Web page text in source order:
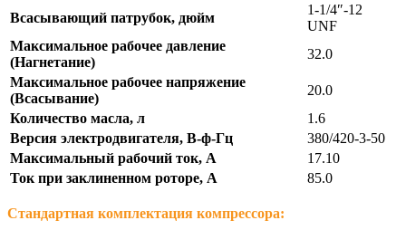
Всасывающий патрубок, дюйм
1-1/4″-12
UNF
Максимальное рабочее давление
(Нагнетание)
32.0
Максимальное рабочее напряжение
(Всасывание)
20.0
Количество масла, л
1.6
Версия электродвигателя, В-ф-Гц
380/420-3-50
Максимальный рабочий ток, А
17.10
Ток при заклиненном роторе, А
85.0
Стандартная комплектация компрессора: